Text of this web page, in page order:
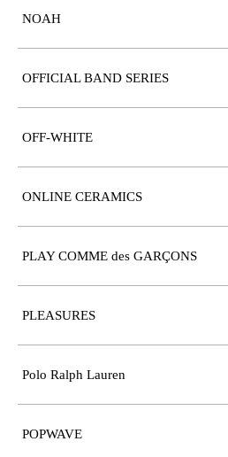
NOAH
OFFICIAL BAND SERIES
OFF-WHITE
ONLINE CERAMICS
PLAY COMME des GARÇONS
PLEASURES
Polo Ralph Lauren
POPWAVE